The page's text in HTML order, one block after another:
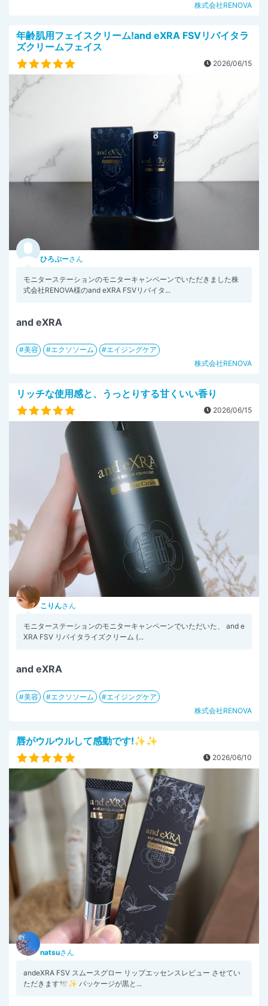
株式会社RENOVA
年齢肌用フェイスクリーム!and eXRA FSVリバイタラ
ズクリームフェイス
2026/06/15
ひろぷーさん
モニターステーションのモニターキャンペーンでいただきました株
式会社RENOVA様のand eXRA FSVリバイタ...
and eXRA
美容 エクソソーム
エイジングケア
株式会社RENOVA
リッチな使用感と、うっとりする甘くいい香り
2026/06/15
こりんさん
モニターステーションのモニターキャンペーンでいただいた、 and e
XRA FSV リバイタライズクリーム (...
and eXRA
美容 エクソソーム
エイジングケア
株式会社RENOVA
唇がウルウルして感動です!✨️✨️
2026/06/10
natsuさん
andeXRA FSV スムースグロー リップエッセンスレビュー させてい
ただきます🕊️✨️ パッケージが黒と...